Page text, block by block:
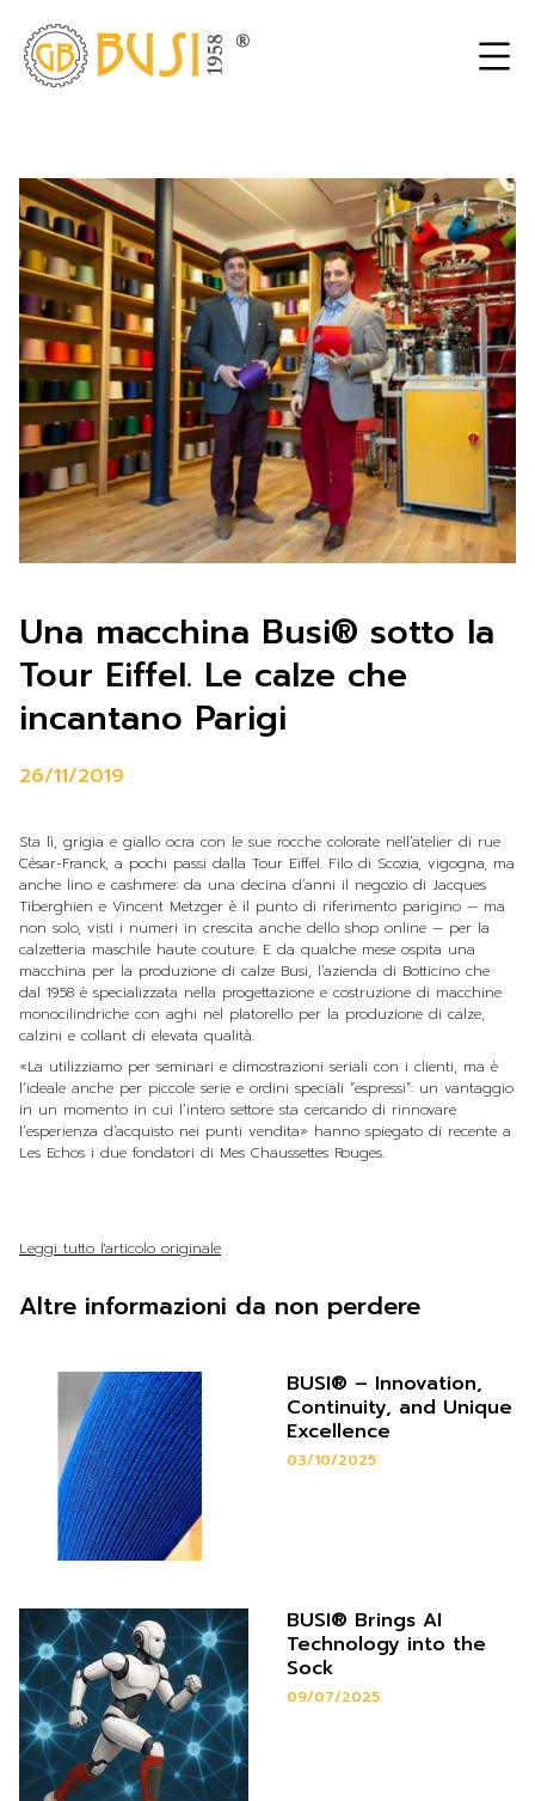
Una macchina Busi® sotto la
Tour Eiffel. Le calze che
incantano Parigi
26/11/2019
Sta lì, grigia e giallo ocra con le sue rocche colorate nell’atelier di rue
César-Franck, a pochi passi dalla Tour Eiffel. Filo di Scozia, vigogna, ma
anche lino e cashmere: da una decina d’anni il negozio di Jacques
Tiberghien e Vincent Metzger è il punto di riferimento parigino — ma
non solo, visti i numeri in crescita anche dello shop online — per la
calzetteria maschile haute couture. E da qualche mese ospita una
macchina per la produzione di calze Busi, l’azienda di Botticino che
dal 1958 è specializzata nella progettazione e costruzione di macchine
monocilindriche con aghi nel platorello per la produzione di calze,
calzini e collant di elevata qualità.
«La utilizziamo per seminari e dimostrazioni seriali con i clienti, ma è
l’ideale anche per piccole serie e ordini speciali “espressi”: un vantaggio
in un momento in cui l’intero settore sta cercando di rinnovare
l’esperienza d’acquisto nei punti vendita» hanno spiegato di recente a
Les Echos i due fondatori di Mes Chaussettes Rouges.
Leggi tutto l'articolo originale
Altre informazioni da non perdere
BUSI® – Innovation,
Continuity, and Unique
Excellence
03/10/2025
BUSI® Brings AI
Technology into the
Sock
09/07/2025